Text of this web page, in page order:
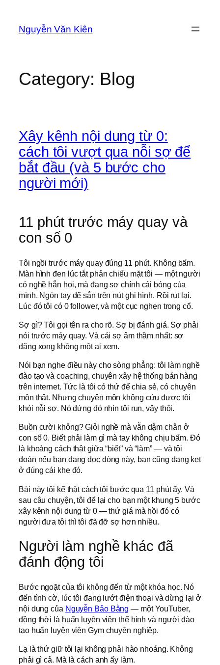
content
Nguyễn Văn Kiên
Category: Blog
Xây kênh nội dung từ 0:
cách tôi vượt qua nỗi sợ để
bắt đầu (và 5 bước cho
người mới)
11 phút trước máy quay và
con số 0
Tôi ngồi trước máy quay đúng 11 phút. Không bấm.
Màn hình đen lúc tắt phản chiếu mặt tôi — một người
có nghề hẳn hoi, mà đang sợ chính cái bóng của
mình. Ngón tay để sẵn trên nút ghi hình. Rồi rụt lại.
Lúc đó tôi có 0 follower, và một cục nghẹn trong cổ.
Sợ gì? Tôi gọi tên ra cho rõ. Sợ bị đánh giá. Sợ phải
nói trước máy quay. Và cái sợ âm thầm nhất: sợ
đăng xong không một ai xem.
Nói bạn nghe điều này cho sòng phẳng: tôi làm nghề
đào tạo và coaching, chuyên xây hệ thống bán hàng
trên internet. Tức là tôi có thứ để chia sẻ, có chuyên
môn thật. Nhưng chuyên môn không cứu được tôi
khỏi nỗi sợ. Nó đứng đó nhìn tôi run, vậy thôi.
Buồn cười không? Giỏi nghề mà vẫn dậm chân ở
con số 0. Biết phải làm gì mà tay không chịu bấm. Đó
là khoảng cách thật giữa “biết” và “làm” — và tôi
đoán nếu bạn đang đọc dòng này, bạn cũng đang kẹt
ở đúng cái khe đó.
Bài này tôi kể thật cách tôi bước qua 11 phút ấy. Và
sau câu chuyện, tôi để lại cho bạn một khung 5 bước
xây kênh nội dung từ 0 — thứ giá mà hồi đó có
người đưa tôi thì tôi đã đỡ sợ hơn nhiều.
Người làm nghề khác đã
đánh động tôi
Bước ngoặt của tôi không đến từ một khóa học. Nó
đến tình cờ, lúc tôi đang lướt điện thoại và dừng lại ở
nội dung của Nguyễn Bảo Bằng — một YouTuber,
đồng thời là huấn luyện viên thể hình và người đào
tạo huấn luyện viên Gym chuyên nghiệp.
Lạ là thứ giữ tôi lại không phải hào nhoáng. Không
phải gì cả. Mà là cách anh ấy làm.